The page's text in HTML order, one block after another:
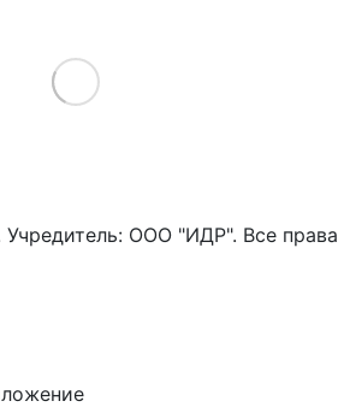
Load More
ООО "ИДР". Все права